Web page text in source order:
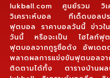
lukball.com ศูนย์รวม วิเ
วิเคราะห์บอล ทีเด็ดบอลป
ฟุตบอล ราคาบอลวันนี้ ข่าวใ
วันนี้ หรือจะเป็น ไฮไลท์ฟุ
ฟุตบอลจากกูรูชื่อดัง อัพเด
พลาดผลการแข่งขันฟุตบอล
ติดตามได้ทั้ง ตารางบ้านผ